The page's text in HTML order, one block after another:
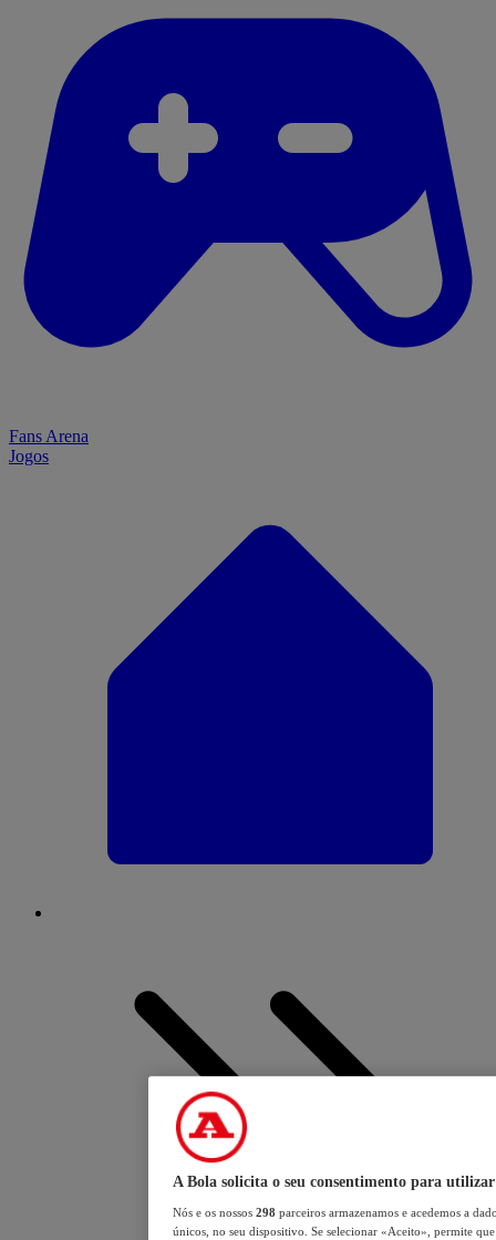
Fans Arena
Jogos
A Bola solicita o seu consentimento para utilizar
Nós e os nossos 298 parceiros armazenamos e acedemos a
únicos, no seu dispositivo. Se selecionar «Aceito», permite